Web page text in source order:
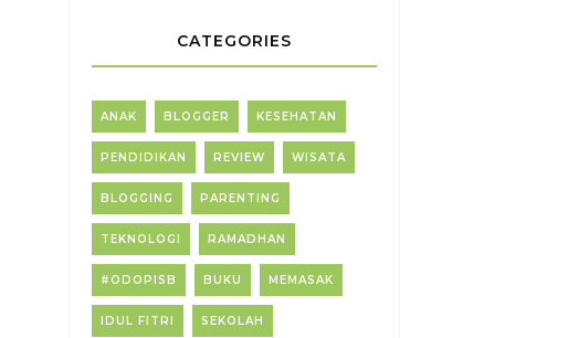
CATEGORIES
ANAK BLOGGER KESEHATAN
PENDIDIKAN REVIEW WISATA
BLOGGING PARENTING
TEKNOLOGI RAMADHAN
#ODOPISB BUKU MEMASAK
IDUL FITRI SEKOLAH